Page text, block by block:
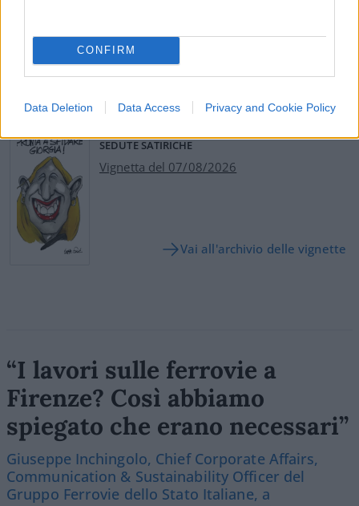
CONFIRM
Data Deletion Data Access Privacy and Cookie Policy
SEDUTE SATIRICHE
Vignetta del 07/08/2026
Vai all'archivio delle vignette
“I lavori sulle ferrovie a
Firenze? Così abbiamo
spiegato che erano necessari”
Giuseppe Inchingolo, Chief Corporate Affairs,
Communication & Sustainability Officer del
Gruppo Ferrovie dello Stato Italiane, a